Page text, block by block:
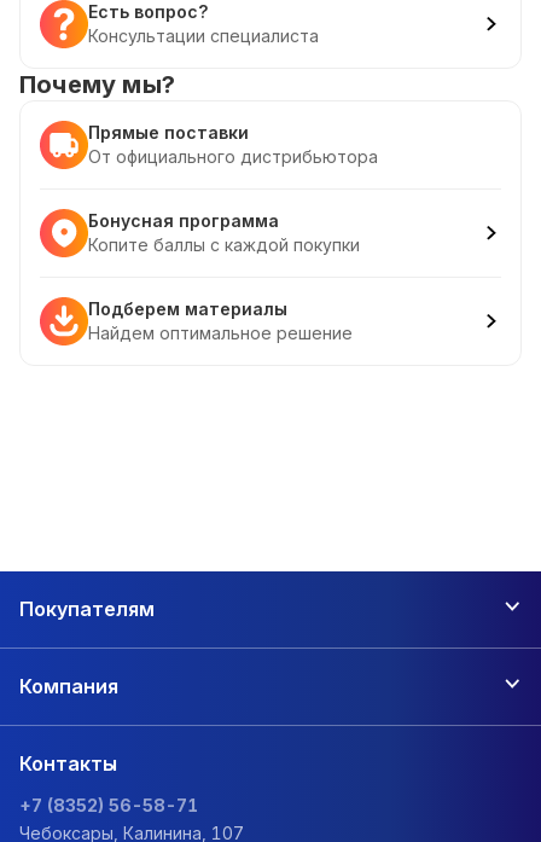
Есть вопрос?
Консультации специалиста
Почему мы?
Прямые поставки
От официального дистрибьютора
Бонусная программа
Копите баллы с каждой покупки
Подберем материалы
Найдем оптимальное решение
Покупателям
Компания
Контакты
+7 (8352) 56-58-71
Чебоксары, Калинина, 107